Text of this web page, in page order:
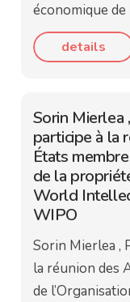
économique
details
Sorin Mierlea
participe à la
États
de la
World
WIPO
Sorin Mierlea ,
la réunion des
de